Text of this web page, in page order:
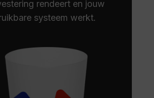
rendeert en jouw
systeem werkt.